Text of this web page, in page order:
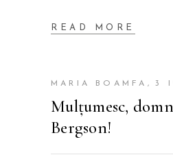
READ MORE
MARIA BOAMFA 3
Mulțumesc,
Bergson!